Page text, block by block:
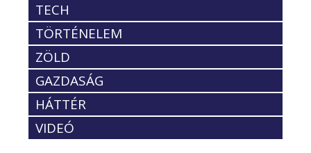
TECH
TÖRTÉNELEM
ZÖLD
GAZDASÁG
HÁTTÉR
VIDEÓ